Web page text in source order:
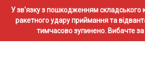
У зв'язку з пошкодженням складського
ракетного удару приймання та
тимчасово зупинено. Вибачте за